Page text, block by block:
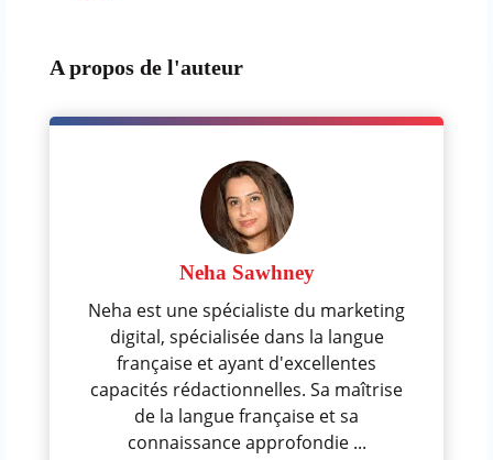
A propos de l'auteur
Neha Sawhney
Neha est une spécialiste du marketing
digital, spécialisée dans la langue
française et ayant d'excellentes
capacités rédactionnelles. Sa maîtrise
de la langue française et sa
connaissance approfondie ...